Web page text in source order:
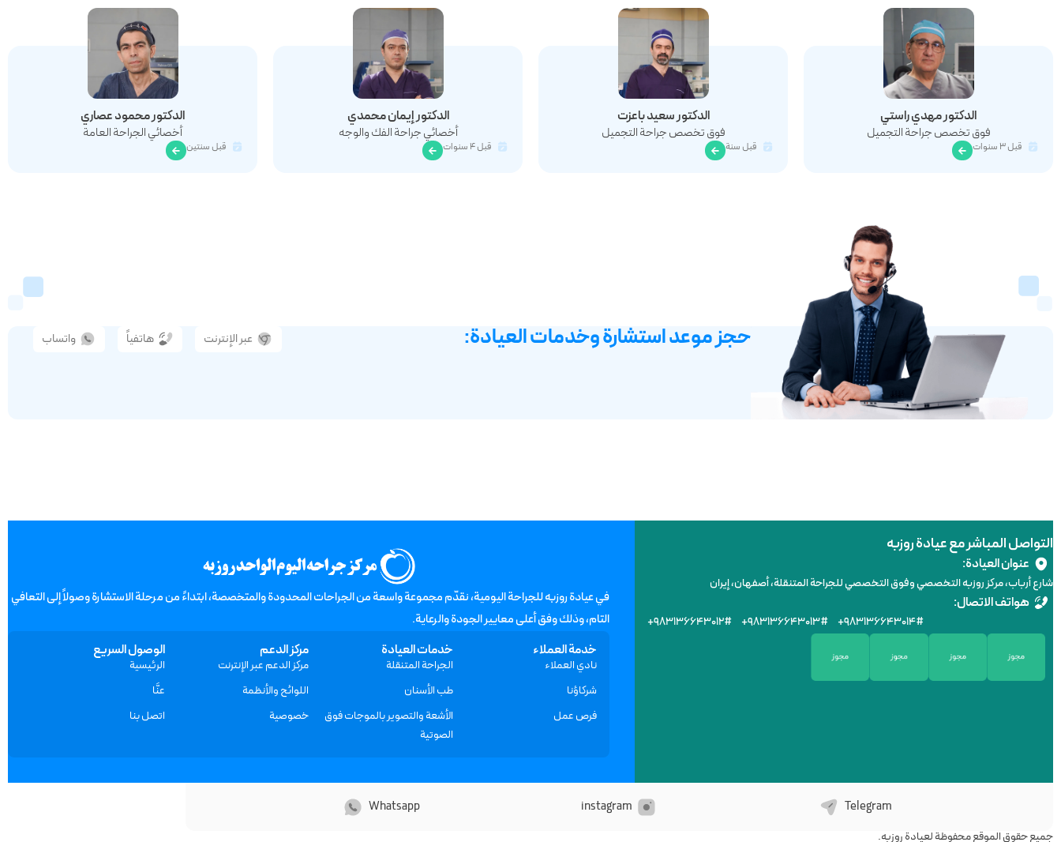
الدکتور مهدي راستي
فوق تخصص جراحة التجميل
قبل ٣ سنوات
الدکتور سعید باعزت
فوق تخصص جراحة التجميل
قبل سنة
الدکتور إيمان محمدي
أخصائي جراحة الفك والوجه
قبل ۴ سنوات
الدکتور محمود عصاري
أخصائي الجراحة العامة
قبل سنتين
حجز موعد استشارة وخدمات العيادة: عبر الإنترنت هاتفياً واتساب
التواصل المباشر مع عيادة روزبه
عنوان العيادة:
شارع أرباب، مركز روزبه التخصصي وفوق التخصصي للجراحة المتنقلة، أصفهان، إيران
هواتف الاتصال:
+۹۸۳۱۳۶۶۴۳۰۱۲# +۹۸۳۱۳۶۶۴۳۰۱۳# +۹۸۳۱۳۶۶۴۳۰۱۴#
في عيادة روزبه للجراحة الیومیة، نقدّم مجموعة واسعة من الجراحات المحدودة والمتخصصة، ابتداءً من مرحلة الاستشارة وصولاً إلى التعافي
التام، وذلك وفق أعلى معايير الجودة والرعاية.
خدمة العملاء
نادي العملاء
شركاؤنا
فرص عمل
خدمات العيادة
الجراحة المتنقلة
طب الأسنان
الأشعة والتصوير بالموجات فوق
الصوتية
مركز الدعم
مركز الدعم عبر الإنترنت
اللوائح والأنظمة
خصوصية
الوصول السريع
الرئيسية
عنَّا
اتصل بنا
Telegram
instagram
Whatsapp
جميع حقوق الموقع محفوظة لعيادة روزبه.